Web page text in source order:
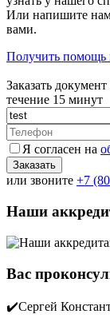
Или напишите
вами.
Получить помощь
Заказать документ
течение 15 минут
Я согласен на
или звоните +7
Наши
Вас
✔️Сергей